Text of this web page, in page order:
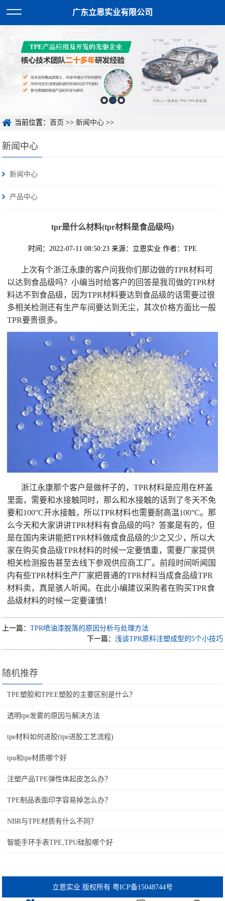
广东立恩实业有限公司
当前位置：首页 >>新闻中心 >>
新闻中心
新闻中心
产品中心
tpr是什么材料(tpr材料是食品级吗)
时间：2022-07-11 08:50:23 来源：立恩实业 作者：TPE
上次有个浙江永康的客户问我你们那边做的TPR材料可
以达到食品级吗？小编当时给客户的回答是我司做的TPR材
料达不到食品级，因为TPR材料要达到食品级的话需要过很
多相关检测还有生产车间要达到无尘，其次价格方面比一般
TPR要贵很多。
浙江永康那个客户是做杯子的，TPR材料是应用在杯盖
里面，需要和水接触同时，那么和水接触的话到了冬天不免
要和100°C开水接触，所以TPR材料也需要耐高温100°C。那
么今天和大家讲讲TPR材料有食品级的吗？答案是有的，但
是在国内来讲能把TPR材料做成食品级的少之又少，所以大
家在购买食品级TPR材料的时候一定要慎重，需要厂家提供
相关检测报告甚至去线下参观供应商工厂。前段时间听闻国
内有些TPR材料生产厂家把普通的TPR材料当成食品级TPR
材料卖，真是骇人听闻。在此小编建议采购者在购买TPR食
品级材料的时候一定要谨慎！
上一篇：TPR喷油漆脱落的原因分析与处理方法
下一篇： 浅谈TPR原料注塑成型的5个小技巧
随机推荐
TPE塑胶和TPEE塑胶的主要区别是什么？
透明tpe发雾的原因与解决方法
tpe材料如何进胶(tpe进胶工艺流程)
tpu和tpe材质哪个好
注塑产品TPE弹性体起皮怎么办？
TPE制品表面印字容易掉怎么办？
NBR与TPE材质有什么不同？
智能手环手表TPE,TPU硅胶哪个好
立恩实业 版权所有 粤ICP备15048744号